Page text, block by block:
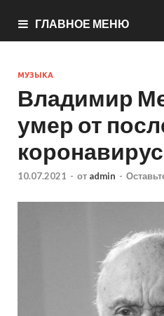
ГЛАВНОЕ МЕНЮ
МУЗЫКА
Владимир
умер от
10.07.2021 - от admin -